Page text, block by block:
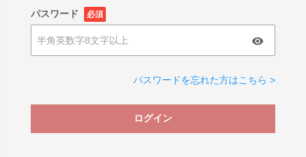
パスワード 必須
パスワードを忘れた方はこちら >
ログイン